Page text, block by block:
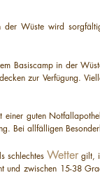
der Wüste wird
Basiscamp in der
zur Verfügung.
einer guten
Bei allfälligen
schlechtesWetter gilt,
zwischen 15-38